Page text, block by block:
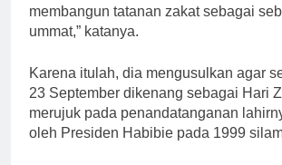
membangun tatanan zakat sebagai
ummat,” katanya.
Karena itulah, dia mengusulkan agar
23 September dikenang sebagai Hari
merujuk pada penandatanganan
oleh Presiden Habibie pada 1999